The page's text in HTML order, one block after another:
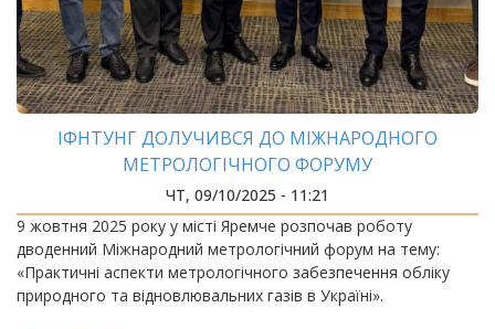
ІФНТУНГ ДОЛУЧИВСЯ ДО МІЖНАРОДНОГО
МЕТРОЛОГІЧНОГО ФОРУМУ
ЧТ, 09/10/2025 - 11:21
9 жовтня 2025 року у місті Яремче розпочав роботу
дводенний Міжнародний метрологічний форум на тему:
«Практичні аспекти метрологічного забезпечення обліку
природного та відновлювальних газів в Україні».